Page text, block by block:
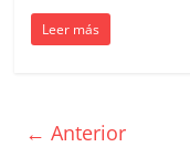
Leer más
← Anterior